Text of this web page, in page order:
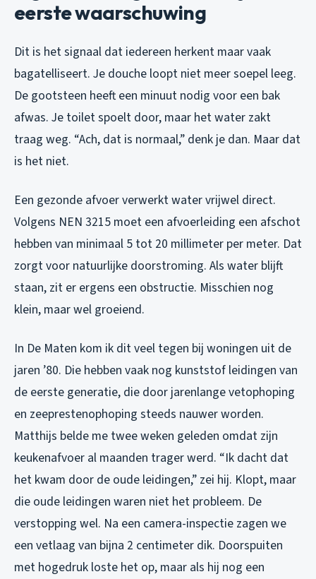
eerste waarschuwing
Dit is het signaal dat iedereen herkent maar vaak
bagatelliseert. Je douche loopt niet meer soepel leeg.
De gootsteen heeft een minuut nodig voor een bak
afwas. Je toilet spoelt door, maar het water zakt
traag weg. “Ach, dat is normaal,” denk je dan. Maar dat
is het niet.
Een gezonde afvoer verwerkt water vrijwel direct.
Volgens NEN 3215 moet een afvoerleiding een afschot
hebben van minimaal 5 tot 20 millimeter per meter. Dat
zorgt voor natuurlijke doorstroming. Als water blijft
staan, zit er ergens een obstructie. Misschien nog
klein, maar wel groeiend.
In De Maten kom ik dit veel tegen bij woningen uit de
jaren ’80. Die hebben vaak nog kunststof leidingen van
de eerste generatie, die door jarenlange vetophoping
en zeeprestenophoping steeds nauwer worden.
Matthijs belde me twee weken geleden omdat zijn
keukenafvoer al maanden trager werd. “Ik dacht dat
het kwam door de oude leidingen,” zei hij. Klopt, maar
die oude leidingen waren niet het probleem. De
verstopping wel. Na een camera-inspectie zagen we
een vetlaag van bijna 2 centimeter dik. Doorspuiten
met hogedruk loste het op, maar als hij nog een